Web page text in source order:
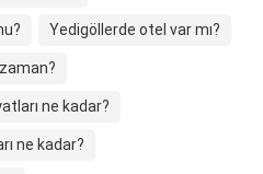
Yedigöllerde otel var mı?
ne kadar?
ne kadar?